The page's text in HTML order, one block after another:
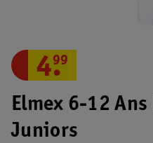
Elmex 6-12
Juniors
4.
99